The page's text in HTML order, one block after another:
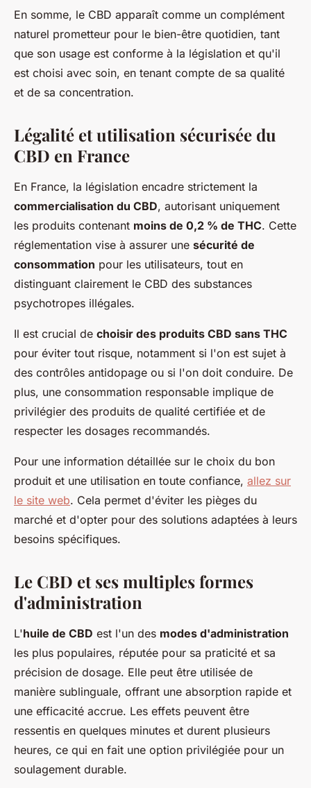
En somme, le CBD apparaît comme un complément
naturel prometteur pour le bien-être quotidien, tant
que son usage est conforme à la législation et qu'il
est choisi avec soin, en tenant compte de sa qualité
et de sa concentration.
Légalité et utilisation sécurisée du
CBD en France
En France, la législation encadre strictement la
commercialisation du CBD, autorisant uniquement
les produits contenant moins de 0,2 % de THC. Cette
réglementation vise à assurer une sécurité de
consommation pour les utilisateurs, tout en
distinguant clairement le CBD des substances
psychotropes illégales.
Il est crucial de choisir des produits CBD sans THC
pour éviter tout risque, notamment si l'on est sujet à
des contrôles antidopage ou si l'on doit conduire. De
plus, une consommation responsable implique de
privilégier des produits de qualité certifiée et de
respecter les dosages recommandés.
Pour une information détaillée sur le choix du bon
produit et une utilisation en toute confiance, allez sur
le site web. Cela permet d'éviter les pièges du
marché et d'opter pour des solutions adaptées à leurs
besoins spécifiques.
Le CBD et ses multiples formes
d'administration
L'huile de CBD est l'un des modes d'administration
les plus populaires, réputée pour sa praticité et sa
précision de dosage. Elle peut être utilisée de
manière sublinguale, offrant une absorption rapide et
une efficacité accrue. Les effets peuvent être
ressentis en quelques minutes et durent plusieurs
heures, ce qui en fait une option privilégiée pour un
soulagement durable.